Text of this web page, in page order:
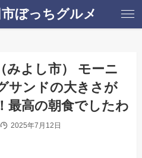
ぼっちグルメ
みよし市） モーニ
サンドの大きさが
最高の朝食でしたわ
2025年7月12日